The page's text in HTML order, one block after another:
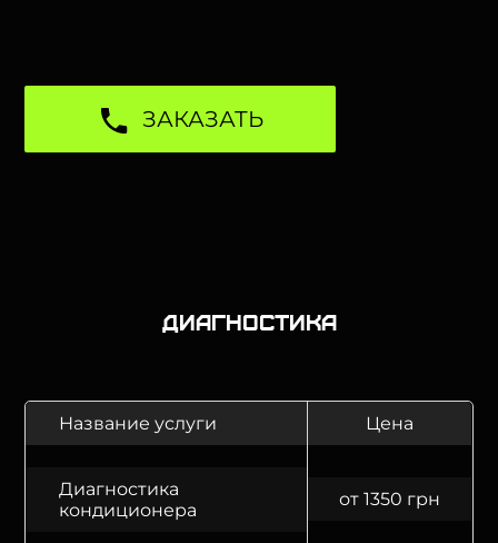
ЗАКАЗАТЬ
Диагностика
Название услуги Цена
Диагностика
кондиционера
от 1350 грн